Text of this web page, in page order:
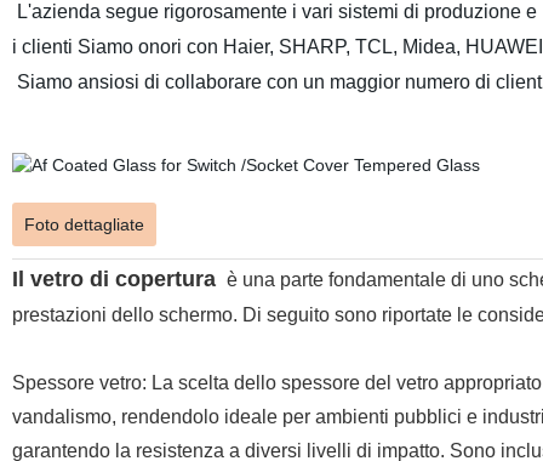
L'azienda segue rigorosamente i vari sistemi di produzione
i clienti Siamo onori con Haier, SHARP, TCL, Midea, HUAWEI
Siamo ansiosi di collaborare con un maggior numero di
Foto dettagliate
Il vetro di copertura è una parte fondamentale di uno
prestazioni dello schermo. Di seguito sono riportate le
Spessore vetro: La scelta dello spessore del vetro
vandalismo, rendendolo ideale per ambienti pubblici e
garantendo la resistenza a diversi livelli di impatto. Sono